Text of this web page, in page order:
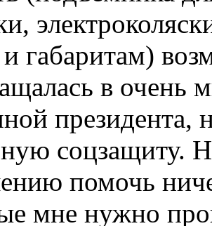
габаритам)
в очень
президента,
соцзащиту.
помочь
мне нужно